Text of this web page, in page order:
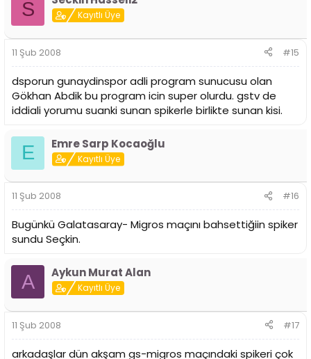
S Kayıtlı Üye
11 Şub 2008 #15
dsporun gunaydinspor adli program sunucusu olan
Gökhan Abdik bu program icin super olurdu. gstv de
iddiali yorumu suanki sunan spikerle birlikte sunan kisi.
E Emre Sarp Kocaoğlu
Kayıtlı Üye
11 Şub 2008 #16
Bugünkü Galatasaray- Migros maçını bahsettiğiin spiker
sundu Seçkin.
A Aykun Murat Alan
Kayıtlı Üye
11 Şub 2008 #17
arkadaşlar dün akşam gs-migros maçındaki spikeri çok